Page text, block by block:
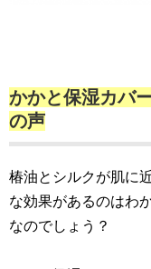
かかと保湿カバ
の声
椿油とシルクが肌に
な効果があるのはわ
なのでしょう？